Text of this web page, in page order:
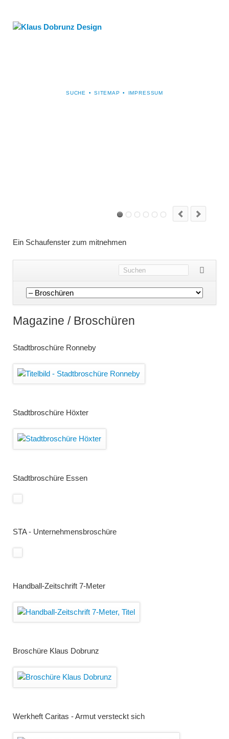
NAVIGATION
SUCHE SITEMAP IMPRESSUM
Ein Schaufenster zum mitnehmen
Navigation
überspringen
Magazine / Broschüren
Stadtbroschüre Ronneby
Stadtbroschüre Höxter
Stadtbroschüre Essen
STA - Unternehmensbroschüre
Handball-Zeitschrift 7-Meter
Broschüre Klaus Dobrunz
Werkheft Caritas - Armut versteckt sich